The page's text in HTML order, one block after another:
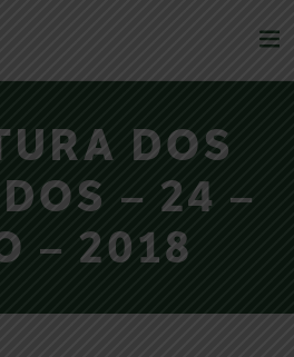
DOS
– 24 –
– 2018